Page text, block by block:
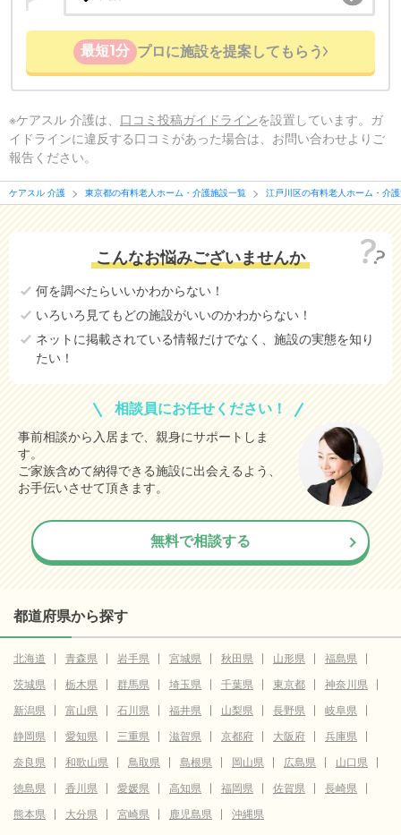
最短1分 プロに施設を提案してもらう
※ケアスル 介護は、 口コミ投稿ガイドラインを設置しています。ガ
イドラインに違反する口コミがあった場合は、お問い合わせよりご
報告ください。
ケアスル 介護 東京都の有料老人ホーム・介護施設一覧 江戸川区の有料老人ホーム・介
こんなお悩みございませんか
何を調べたらいいかわからない！
いろいろ見てもどの施設がいいのかわからない！
ネットに掲載されている情報だけでなく、施設の実態を知り
たい！
相談員にお任せください！
事前相談から入居まで、親身にサポートしま
す。
ご家族含めて納得できる施設に出会えるよう、
お手伝いさせて頂きます。
無料で相談する
都道府県から探す
北海道 青森県 岩手県 宮城県 秋田県 山形県
福島県
茨城県
栃木県 群馬県 埼玉県 千葉県 東京都
神奈川県
新潟県
富山県 石川県 福井県 山梨県 長野県
岐阜県
静岡県
愛知県 三重県 滋賀県 京都府 大阪府
兵庫県
奈良県
和歌山県 鳥取県 島根県 岡山県 広島県
山口県
徳島県
香川県 愛媛県 高知県 福岡県 佐賀県
長崎県
熊本県
大分県 宮崎県 鹿児島県 沖縄県